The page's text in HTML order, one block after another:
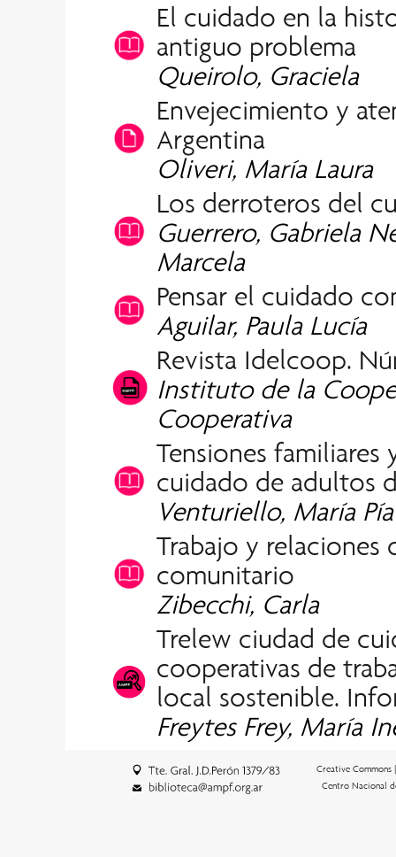
El cuidado en la
antiguo problema
Queirolo, Graciela
Envejecimiento y
Argentina
Oliveri, María Laura
Los derroteros del
Guerrero, Gabriela
Marcela
Pensar el cuidado
Aguilar, Paula Lucía
Revista Idelcoop.
Instituto de la
Cooperativa
Tensiones familiares
cuidado de adultos
Venturiello, María Pía
Trabajo y relaciones
comunitario
Zibecchi, Carla
Trelew ciudad de
cooperativas de
local sostenible.
Freytes Frey, María
Creative Commons
Centro Nacional